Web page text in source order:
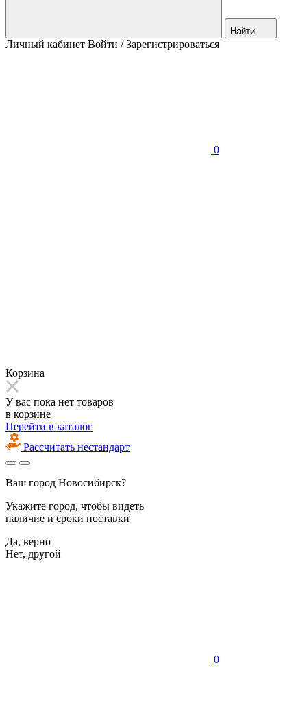
Найти
Личный кабинет Войти / Зарегистрироваться
0
Корзина
У вас пока нет товаров
в корзине
Перейти в каталог
Рассчитать нестандарт
Ваш город Новосибирск?
Укажите город, чтобы видеть
наличие и сроки поставки
Да, верно
Нет, другой
0